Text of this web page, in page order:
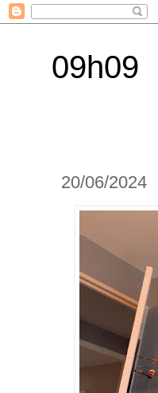
09h09
20/06/2024